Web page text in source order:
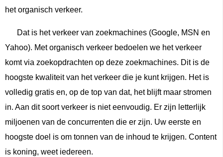
het organisch verkeer.
Dat is het verkeer van zoekmachines (Google, MSN en
Yahoo). Met organisch verkeer bedoelen we het verkeer
komt via zoekopdrachten op deze zoekmachines. Dit is de
hoogste kwaliteit van het verkeer die je kunt krijgen. Het is
volledig gratis en, op de top van dat, het blijft maar stromen
in. Aan dit soort verkeer is niet eenvoudig. Er zijn letterlijk
miljoenen van de concurrenten die er zijn. Uw eerste en
hoogste doel is om tonnen van de inhoud te krijgen. Content
is koning, weet iedereen.